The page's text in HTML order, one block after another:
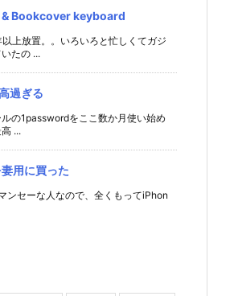
& Bookcover keyboard
上放置。。いろいろと忙しくてガジ
たの ...
過ぎる
の1passwordをここ数か月使い始め
...
用に買った
ンセーな人なので、全くもってiPhon